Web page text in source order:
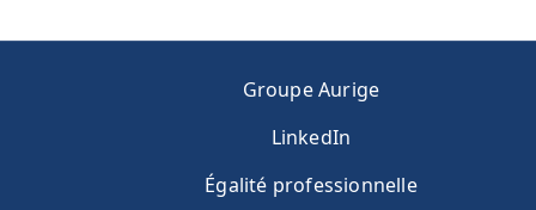
Groupe Aurige
LinkedIn
Égalité professionnelle